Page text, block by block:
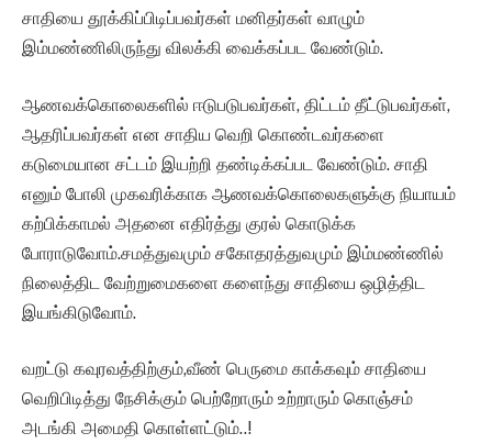
சாதியை தூக்கிப்பிடிப்பவர்கள் மனிதர்கள் வாழும்
இம்மண்ணிலிருந்து விலக்கி வைக்கப்பட வேண்டும்.
ஆணவக்கொலைகளில் ஈடுபடுபவர்கள், திட்டம் தீட்டுபவர்கள்,
ஆதரிப்பவர்கள் என சாதிய வெறி கொண்டவர்களை
கடுமையான சட்டம் இயற்றி தண்டிக்கப்பட வேண்டும். சாதி
எனும் போலி முகவரிக்காக ஆணவக்கொலைகளுக்கு நியாயம்
கற்பிக்காமல் அதனை எதிர்த்து குரல் கொடுக்க
போராடுவோம்.சமத்துவமும் சகோதரத்துவமும் இம்மண்ணில்
நிலைத்திட வேற்றுமைகளை களைந்து சாதியை ஒழித்திட
இயங்கிடுவோம்.
வறட்டு கவுரவத்திற்கும்,வீண் பெருமை காக்கவும் சாதியை
வெறிபிடித்து நேசிக்கும் பெற்றோரும் உற்றாரும் கொஞ்சம்
அடங்கி அமைதி கொள்ளட்டும்..!